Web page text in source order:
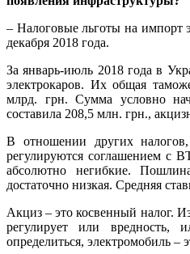
– Налоговые льготы на импорт
декабря 2018 года.
За январь-июль 2018 года в
электрокаров. Их общая
млрд. грн. Сумма условно
составила 208,5 млн. грн.,
В отношении других
регулируются соглашением с
абсолютно негибкие.
достаточно низкая. Средняя
Акциз – это косвенный налог.
регулирует или
определиться, электромобиль –